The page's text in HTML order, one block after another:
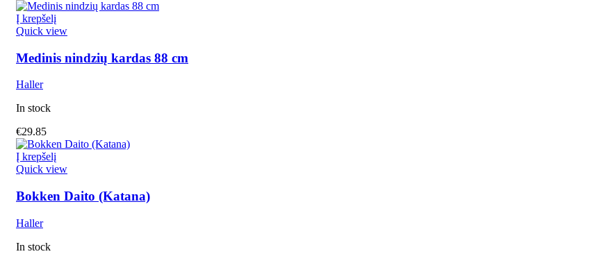
Į krepšelį
Quick view
Medinis nindzių kardas 88 cm
Haller
In stock
€29.85
Į krepšelį
Quick view
Bokken Daito (Katana)
Haller
In stock